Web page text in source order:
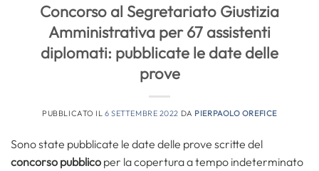
Concorso al Segretariato Giustizia
Amministrativa per 67 assistenti
diplomati: pubblicate le date delle
prove
PUBBLICATO IL6 SETTEMBRE 2022 DA PIERPAOLO OREFICE
Sono state pubblicate le date delle prove scritte del
concorso pubblico per la copertura a tempo indeterminato